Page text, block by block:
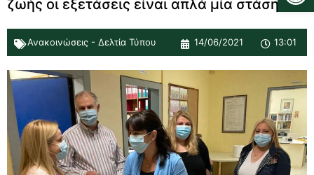
ζωής οι εξετάσεις είναι απλά μία στάση
Ανακοινώσεις - Δελτία Τύπου 14/06/2021 13:01